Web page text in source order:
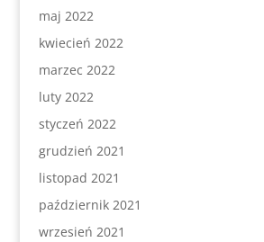
maj 2022
kwiecień 2022
marzec 2022
luty 2022
styczeń 2022
grudzień 2021
listopad 2021
październik 2021
wrzesień 2021